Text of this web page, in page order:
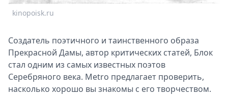
kinopoisk.ru
Создатель поэтичного и таинственного образа
Прекрасной Дамы, автор критических статей, Блок
стал одним из самых известных поэтов
Серебряного века. Metro предлагает проверить,
насколько хорошо вы знакомы с его творчеством.